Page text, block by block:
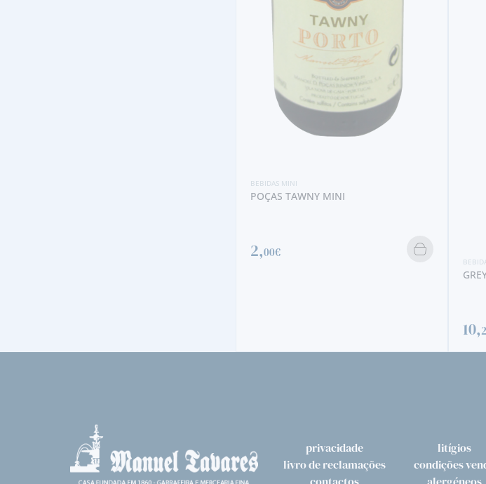
BEBIDAS MINI
privacidade litígios
livro de reclamações
condições